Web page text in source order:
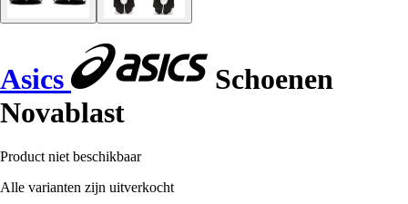
Asics
Schoenen
Novablast
Product niet beschikbaar
Alle varianten zijn uitverkocht